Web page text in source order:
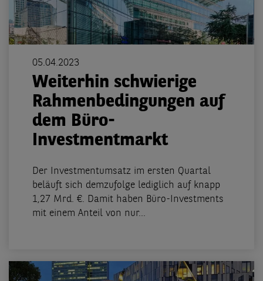
05.04.2023
Weiterhin schwierige
Rahmenbedingungen auf
dem Büro-
Investmentmarkt
Der Investmentumsatz im ersten Quartal
beläuft sich demzufolge lediglich auf knapp
1,27 Mrd. €. Damit haben Büro-Investments
mit einem Anteil von nur...